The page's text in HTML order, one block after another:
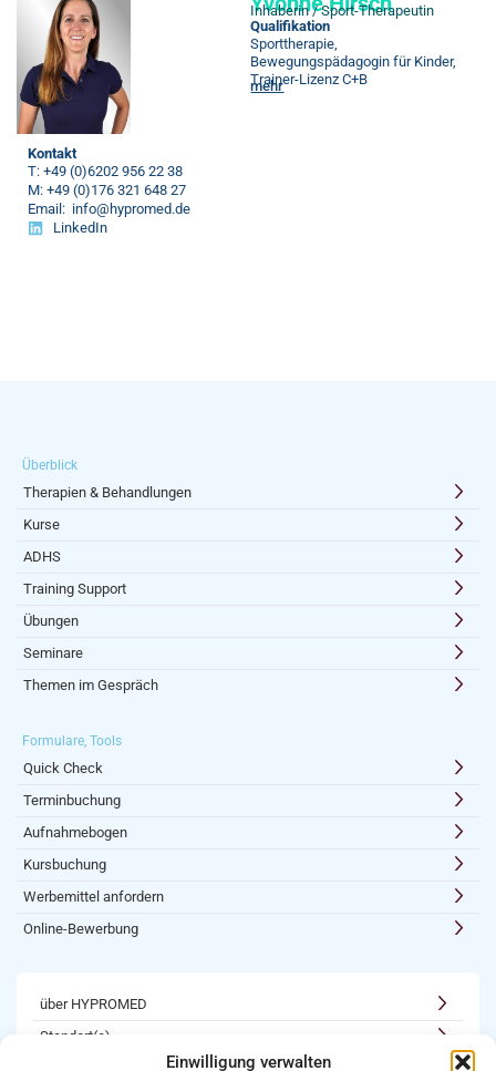
Einwilligung verwalten
Inhaberin / Sport-Therapeutin
Qualifikation
Sporttherapie,
Bewegungspädagogin für Kinder,
Trainer-Lizenz C+B
mehr
Kontakt
T: +49 (0)6202 956 22 38
M: +49 (0)176 321 648 27
Email: info@hypromed.de
LinkedIn
Überblick
Therapien & Behandlungen
Kurse
ADHS
Training Support
Übungen
Seminare
Themen im Gespräch
Formulare, Tools
Quick Check
Terminbuchung
Aufnahmebogen
Kursbuchung
Werbemittel anfordern
Online-Bewerbung
über HYPROMED
Standort(e)